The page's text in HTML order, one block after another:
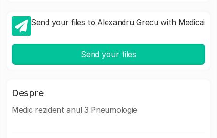
Send your files to Alexandru Grecu with Medicai
Send your files
Despre
Medic rezident anul 3 Pneumologie